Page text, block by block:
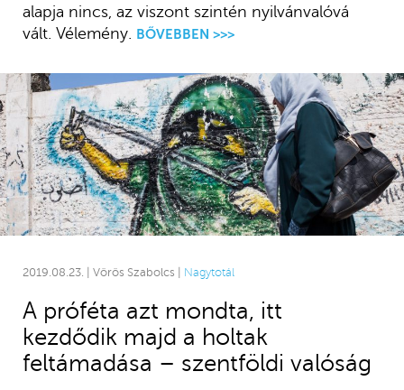
alapja nincs, az viszont szintén nyilvánvalóvá
vált. Vélemény.
BŐVEBBEN >>>
2019.08.23. | Vörös Szabolcs | Nagytotál
A próféta azt mondta, itt
kezdődik majd a holtak
feltámadása – szentföldi valóság